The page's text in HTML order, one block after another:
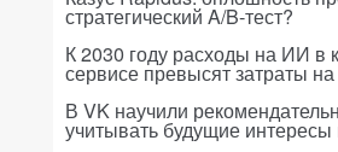
стратегический A/B-тест?
К 2030 году расходы на ИИ в
сервисе превысят затраты
В VK научили
учитывать будущие интересы